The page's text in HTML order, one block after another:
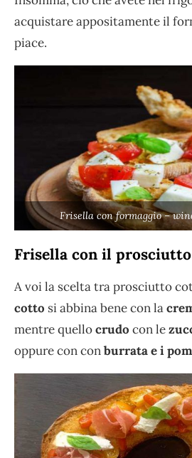
acquistare appositamente il
piace.
Frisella con formaggio –
Frisella con il
A voi la scelta tra prosciutto
cotto si abbina bene con la
mentre quellocrudo con le
oppure con conburrata e i